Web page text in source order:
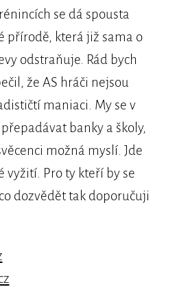
se dá spousta
přírodě, která již sama o
odstraňuje. Rád bych
že AS hráči nejsou
maniaci. My se v
banky a školy,
možná myslí. Jde
vyžití. Pro ty kteří by se
dozvědět tak doporučuji